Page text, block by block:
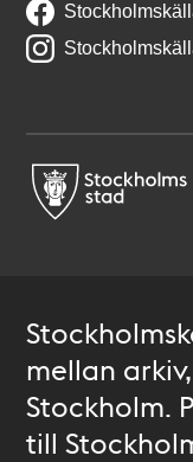
mellan
Stockholm.
till